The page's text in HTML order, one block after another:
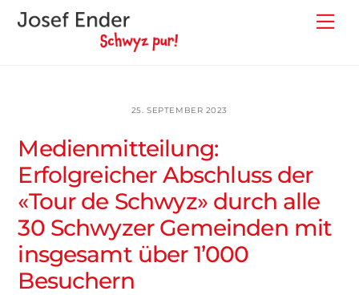
Skip
25. SEPTEMBER 2023
Medienmitteilung:
Erfolgreicher Abschluss der
«Tour de Schwyz» durch alle
30 Schwyzer Gemeinden mit
insgesamt über 1’000
Besuchern